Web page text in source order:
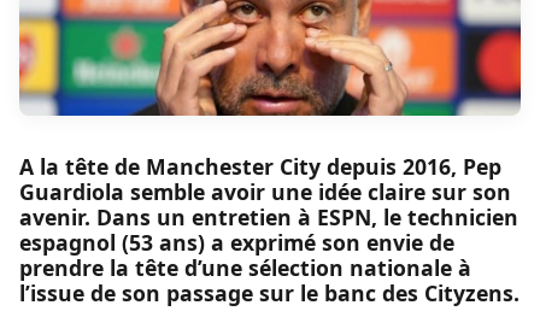
A la tête de Manchester City depuis 2016, Pep
Guardiola semble avoir une idée claire sur son
avenir. Dans un entretien à ESPN, le technicien
espagnol (53 ans) a exprimé son envie de
prendre la tête d’une sélection nationale à
l’issue de son passage sur le banc des Cityzens.